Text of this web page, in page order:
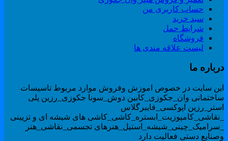
حساب کاربری من
سبد خرید
شرایط حمل
فروشگاه
لیست علاقه مندی ها
ما
سایت در خصوص اموزش وفروش موارد مربوط تاسیسات
وان_جکوزی_کابین دوش_سونا جکوزی_رزین پلی
اپوکسی_فایبرگلاس
های شیشه ای و تزیینی
تجسمی_نقاشی_هنر
دستی فعالیت دارد